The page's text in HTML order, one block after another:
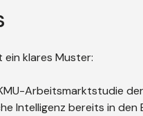
ein klares Muster:
Arbeitsmarktstudie
Intelligenz bereits in den